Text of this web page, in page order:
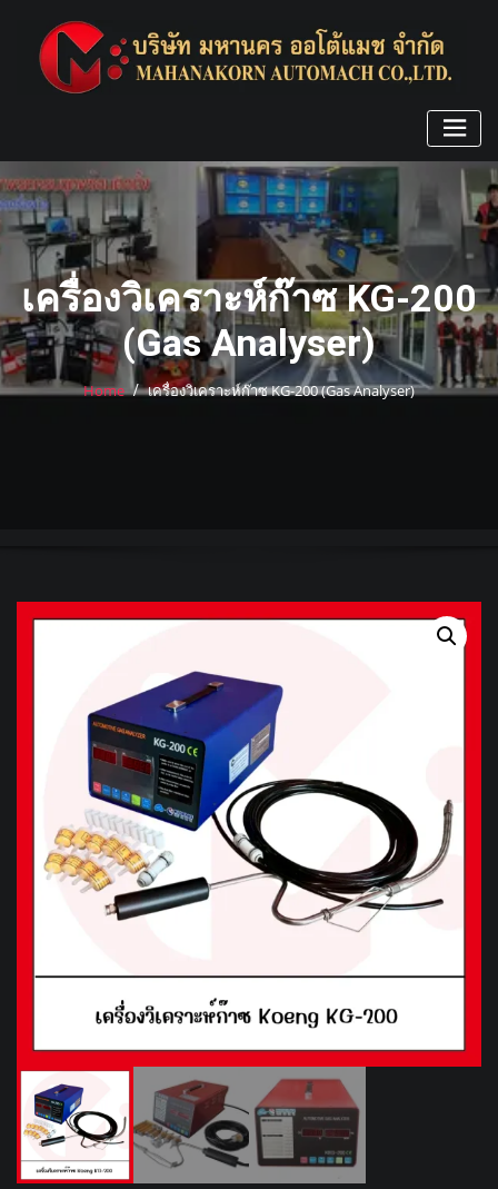
content
เครื่องวิเคราะห์ก๊าซ KG-200
(Gas Analyser)
Home เครื่องวิเคราะห์ก๊าซ KG-200 (Gas Analyser)